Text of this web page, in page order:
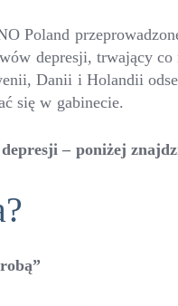
Poland
depresji, trwający
Danii i Holandii
się w gabinecie.
– poniżej